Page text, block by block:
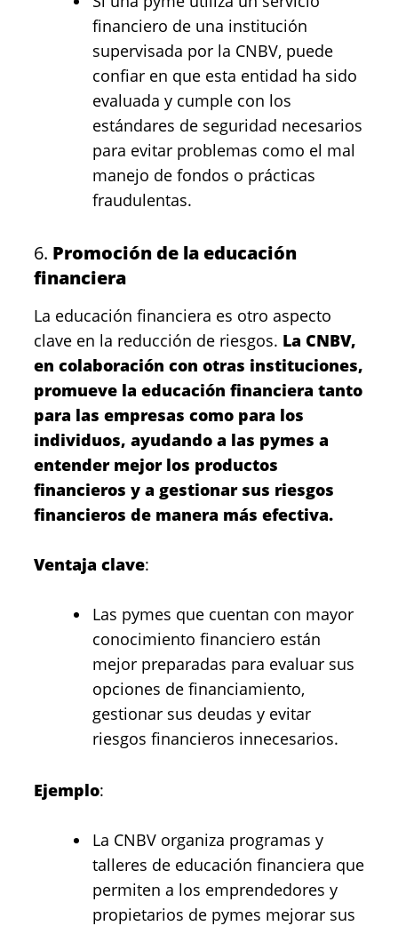
financiero de una institución
supervisada por la CNBV, puede
confiar en que esta entidad ha sido
evaluada y cumple con los
estándares de seguridad necesarios
para evitar problemas como el mal
manejo de fondos o prácticas
fraudulentas.
6. Promoción de la educación
financiera
La educación financiera es otro aspecto
clave en la reducción de riesgos. La CNBV,
en colaboración con otras instituciones,
promueve la educación financiera tanto
para las empresas como para los
individuos, ayudando a las pymes a
entender mejor los productos
financieros y a gestionar sus riesgos
financieros de manera más efectiva.
Ventaja clave:
Las pymes que cuentan con mayor
conocimiento financiero están
mejor preparadas para evaluar sus
opciones de financiamiento,
gestionar sus deudas y evitar
riesgos financieros innecesarios.
Ejemplo:
La CNBV organiza programas y
talleres de educación financiera que
permiten a los emprendedores y
propietarios de pymes mejorar sus